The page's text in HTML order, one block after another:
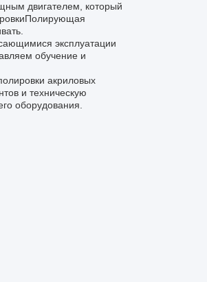
двигателем, который
эксплуатации
обучение и
акриловых
и техническую
оборудования.